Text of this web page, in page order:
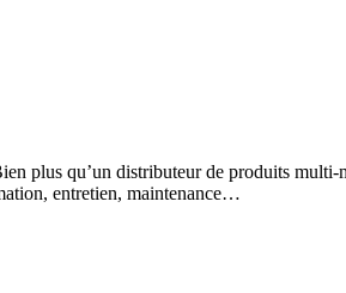
plus qu’un distributeur de produits
entretien, maintenance…